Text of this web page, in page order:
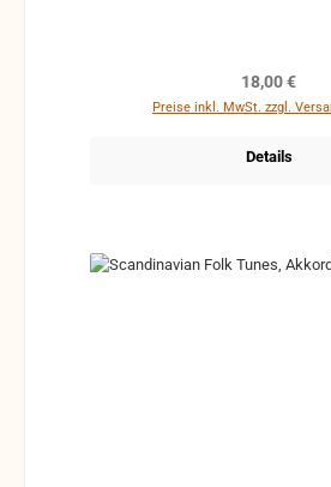
Regulärer
18,00 €
Preise inkl. MwSt. zzgl.
Details